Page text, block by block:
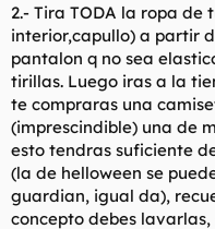
2.- Tira TODA la ropa de
interior,capullo) a partir
pantalon q no sea
tirillas. Luego iras a la
te compraras una
(imprescindible) una de
esto tendras suficiente
(la de helloween se
guardian, igual da),
concepto debes lavarlas,